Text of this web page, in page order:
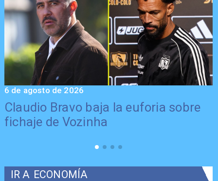
Claudio Bravo baja la euforia sobre
fichaje de Vozinha
6 de agosto de 2026
IR A ECONOMÍA